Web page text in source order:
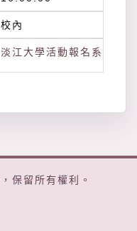
校內
淡江大學活動報名系統連結
，保留所有權利。